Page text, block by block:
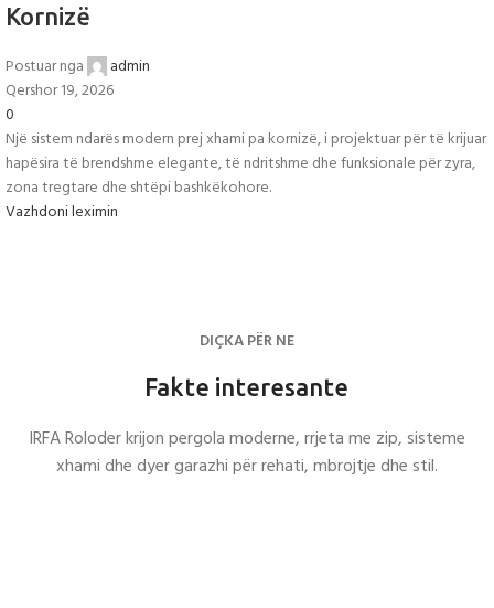
Kornizë
Postuar nga
admin
Qershor 19, 2026
0
Një sistem ndarës modern prej xhami pa kornizë, i projektuar për të krijuar
hapësira të brendshme elegante, të ndritshme dhe funksionale për zyra,
zona tregtare dhe shtëpi bashkëkohore.
Vazhdoni leximin
DIÇKA PËR NE
Fakte interesante
IRFA Roloder krijon pergola moderne, rrjeta me zip, sisteme
xhami dhe dyer garazhi për rehati, mbrojtje dhe stil.